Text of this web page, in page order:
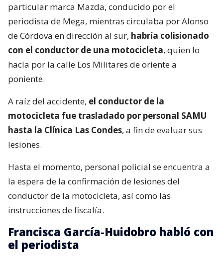
particular marca Mazda, conducido por el
periodista de Mega, mientras circulaba por Alonso
de Córdova en dirección al sur, habría colisionado
con el conductor de una motocicleta, quien lo
hacía por la calle Los Militares de oriente a
poniente.
A raíz del accidente, el conductor de la
motocicleta fue trasladado por personal SAMU
hasta la Clínica Las Condes, a fin de evaluar sus
lesiones.
Hasta el momento, personal policial se encuentra a
la espera de la confirmación de lesiones del
conductor de la motocicleta, así como las
instrucciones de fiscalía.
Francisca García-Huidobro habló con
el periodista